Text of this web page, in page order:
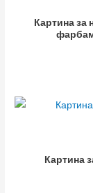
Картина за
Картина